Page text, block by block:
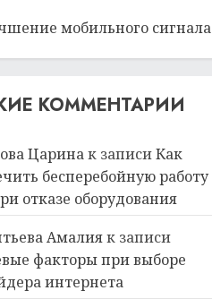
мобильного сигнала
КОММЕНТАРИИ
Царинак записиКак
бесперебойную работу
отказе оборудования
Амалияк записи
факторы при выборе
интернета